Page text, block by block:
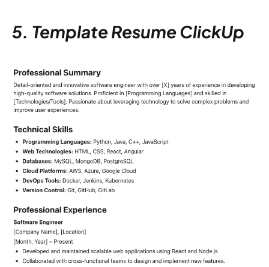
5. Template Resume ClickUp